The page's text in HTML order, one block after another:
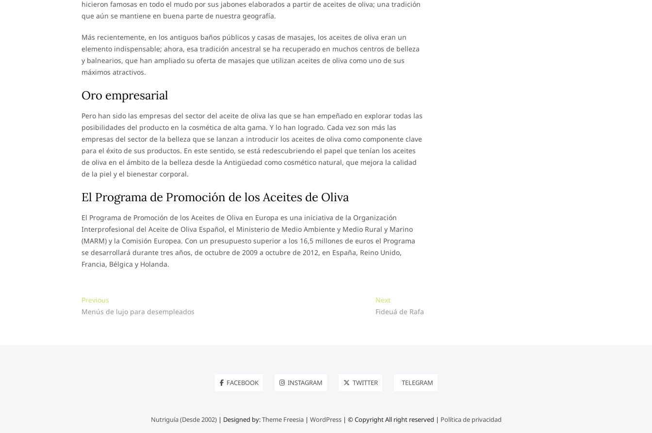
hicieron famosas en todo el mudo por sus jabones elaborados a partir de aceites de oliva; una tradición
que aún se mantiene en buena parte de nuestra geografía.
Más recientemente, en los antiguos baños públicos y casas de masajes, los aceites de oliva eran un
elemento indispensable; ahora, esa tradición ancestral se ha recuperado en muchos centros de belleza
y balnearios, que han ampliado su oferta de masajes que utilizan aceites de oliva como uno de sus
máximos atractivos.
Oro empresarial
Pero han sido las empresas del sector del aceite de oliva las que se han empeñado en explorar todas las
posibilidades del producto en la cosmética de alta gama. Y lo han logrado. Cada vez son más las
empresas del sector de la belleza que se lanzan a introducir los aceites de oliva como componente clave
para el éxito de sus productos. En este sentido, se está redescubriendo el papel que tenían los aceites
de oliva en el ámbito de la belleza desde la Antigüedad como cosmético natural, que mejora la calidad
de la piel y el bienestar corporal.
El Programa de Promoción de los Aceites de Oliva
El Programa de Promoción de los Aceites de Oliva en Europa es una iniciativa de la Organización
Interprofesional del Aceite de Oliva Español, el Ministerio de Medio Ambiente y Medio Rural y Marino
(MARM) y la Comisión Europea. Con un presupuesto superior a los 16,5 millones de euros el Programa
se desarrollará durante tres años, de octubre de 2009 a octubre de 2012, en España, Reino Unido,
Francia, Bélgica y Holanda.
Navegación
de
Previous
post:
Menús de lujo para desempleados
NextNext
post:
Fideuá de Rafa
FACEBOOK INSTAGRAM TWITTER TELEGRAM
Nutriguía (Desde 2002)| Designed by:Theme Freesia| WordPress| © Copyright All right reserved | Política de privacidad